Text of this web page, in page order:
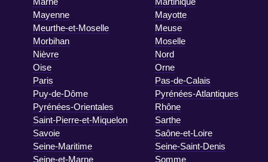
Mayenne
Mayotte
Meurthe-et-Moselle
Meuse
Morbihan
Moselle
Nièvre
Nord
Oise
Orne
Paris
Pas-de-Calais
Puy-de-Dôme
Pyrénées-Atlantiques
Pyrénées-Orientales
Rhône
Saint-Pierre-et-Miquelon
Sarthe
Savoie
Saône-et-Loire
Seine-Maritime
Seine-Saint-Denis
Seine-et-Marne
Somme